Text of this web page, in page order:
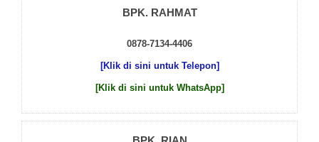
BPK. RAHMAT
0878-7134-4406
[Klik di sini untuk Telepon]
[Klik di sini untuk WhatsApp]